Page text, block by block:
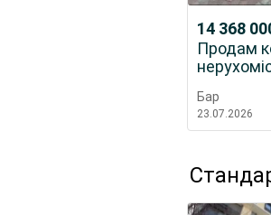
14 368
Продам
Бар
23.07.2026